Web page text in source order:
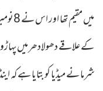
میں
کے علاقے دھولادھر میں
شرما نے میڈیا کو بتایا ہے کہ